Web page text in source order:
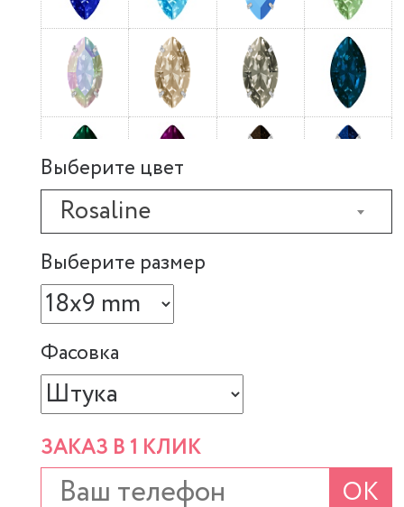
Выберите цвет
Rosaline
Выберите размер
Фасовка
ЗАКАЗ В 1 КЛИК
ОК